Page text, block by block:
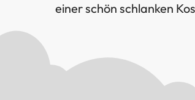
einer schön schlanken